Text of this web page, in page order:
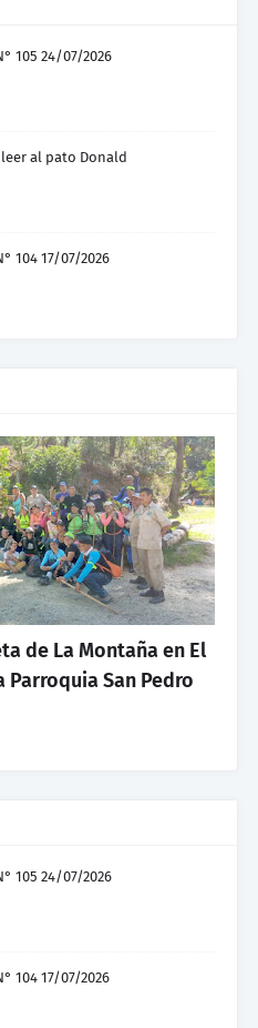
105 24/07/2026
al pato Donald
104 17/07/2026
de La Montaña en El
San Pedro
105 24/07/2026
104 17/07/2026